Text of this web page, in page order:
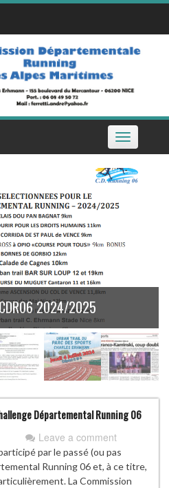
Toggle
navigation
sur votre téléphone
Départemental Running 06
Leave a comment
par le passé (ou pas
Running 06 et, à ce titre,
La Commission